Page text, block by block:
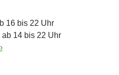
16 bis 22 Uhr
14 bis 22 Uhr